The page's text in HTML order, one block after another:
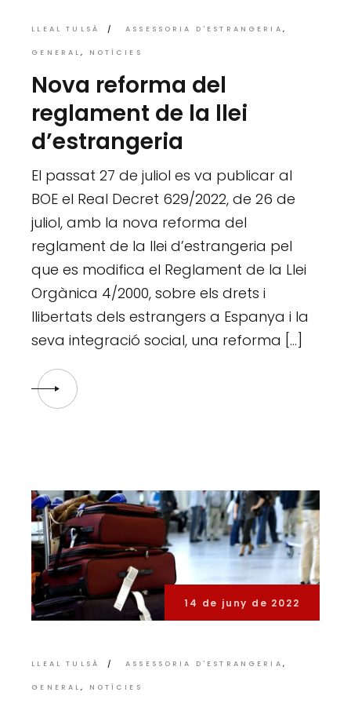
LLEAL TULSÀ ASSESSORIA D'ESTRANGERIA
GENERAL NOTÍCIES
Nova reforma del
reglament de la llei
d’estrangeria
El passat 27 de juliol es va publicar al
BOE el Real Decret 629/2022, de 26 de
juliol, amb la nova reforma del
reglament de la llei d’estrangeria pel
que es modifica el Reglament de la Llei
Orgànica 4/2000, sobre els drets i
llibertats dels estrangers a Espanya i la
seva integració social, una reforma […]
14 de juny de 2022
LLEAL TULSÀ ASSESSORIA D'ESTRANGERIA
GENERAL NOTÍCIES